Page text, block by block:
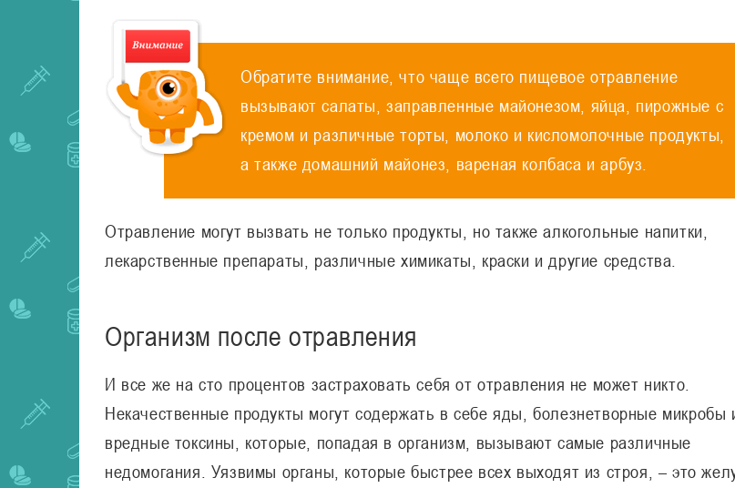
Обратите внимание, что чаще всего пищевое отравление
вызывают салаты, заправленные майонезом, яйца, пирожные с
кремом и различные торты, молоко и кисломолочные продукты,
а также домашний майонез, вареная колбаса и арбуз.
Отравление могут вызвать не только продукты, но также алкогольные напитки,
лекарственные препараты, различные химикаты, краски и другие средства.
Организм после отравления
И все же на сто процентов застраховать себя от отравления не может никто.
Некачественные продукты могут содержать в себе яды, болезнетворные микробы
вредные токсины, которые, попадая в организм, вызывают самые различные
недомогания. Уязвимы органы, которые быстрее всех выходят из строя, – это